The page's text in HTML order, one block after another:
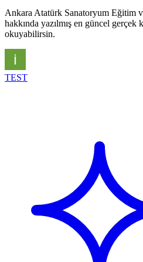
Ankara Atatürk Sanatoryum Eğitim
hakkında yazılmış en güncel gerçek
okuyabilirsin.
TEST